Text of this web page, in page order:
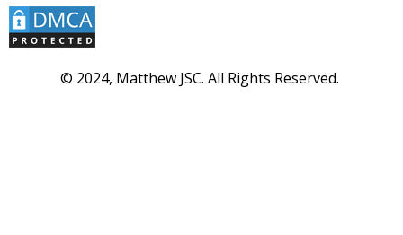
© 2024, Matthew JSC. All Rights Reserved.